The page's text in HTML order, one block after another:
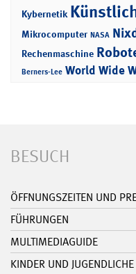
Kybernetik
Mikrocomputer NASA
Rechenmaschine
Berners-Lee World Wide
BESUCH
ÖFFNUNGSZEITEN UND
FÜHRUNGEN
MULTIMEDIAGUIDE
KINDER UND JUGENDLICHE